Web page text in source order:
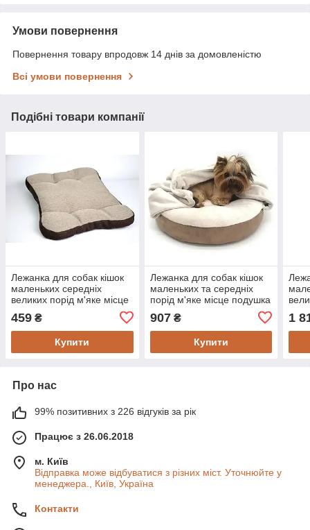
Умови повернення
Повернення товару впродовж 14 днів за домовленістю
Всі умови повернення
Подібні товари компанії
Лежанка для собак кішок
маленьких середніх
великих порід м'яке місце
459 ₴
Купити
Лежанка для собак кішок
маленьких та середніх
порід м'яке місце подушка
907₴
Купити
1
Про нас
99% позитивних з 226 відгуків за рік
Працює з 26.06.2018
м. Київ
Відправка може відбуватися з різних міст. Уточнюйте у
менеджера., Київ, Україна
Контакти